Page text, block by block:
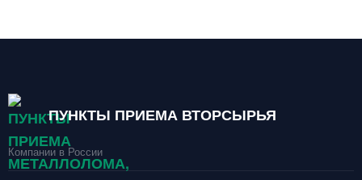
ПУНКТЫ ПРИЕМА ВТОРСЫРЬЯ
Компании в России